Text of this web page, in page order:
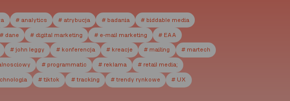
# analytics # atrybucja # badania # biddable media
# dane # digital marketing # e-mail marketing # EAA
# john leggy # konferencja # kreacje # mailing # martech
# programmatic # reklama # retail media;
# tiktok # tracking # trendy rynkowe # UX